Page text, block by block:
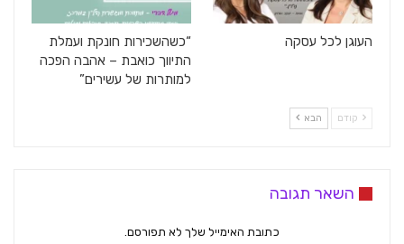
העוגן לכל עסקה
“כשהשכירות חונקת ועמלת
התיווך כואבת – אהבה הפכה
למותרות של עשירים”
קודם הבא
השאר תגובה
כתובת האימייל שלך לא תפורסם.